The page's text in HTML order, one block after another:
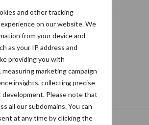
and other tracking
on our website. We
from your device and
as your IP address and
providing you with
marketing campaign
insights, collecting precise
Please note that
all our subdomains. You can
at any time by clicking the